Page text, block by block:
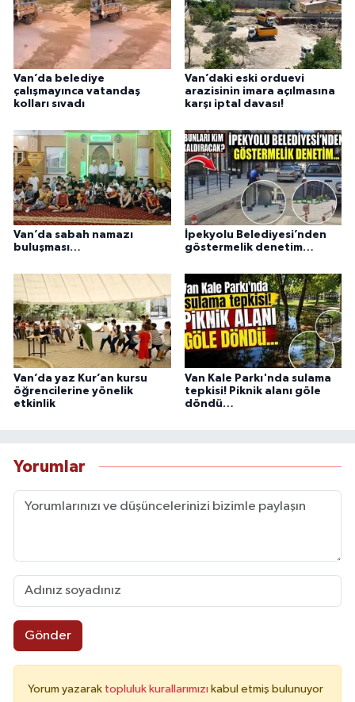
Van’da belediye
çalışmayınca vatandaş
kolları sıvadı
Van’daki eski orduevi
arazisinin imara açılmasına
karşı iptal davası!
Van’da sabah namazı
buluşması…
İpekyolu Belediyesi’nden
göstermelik denetim…
Van’da yaz Kur’an kursu
öğrencilerine yönelik
etkinlik
Van Kale Parkı'nda sulama
tepkisi! Piknik alanı göle
döndü…
Yorumlar
Gönder
Yorum yazarak topluluk kurallarımızı kabul etmiş bulunuyor